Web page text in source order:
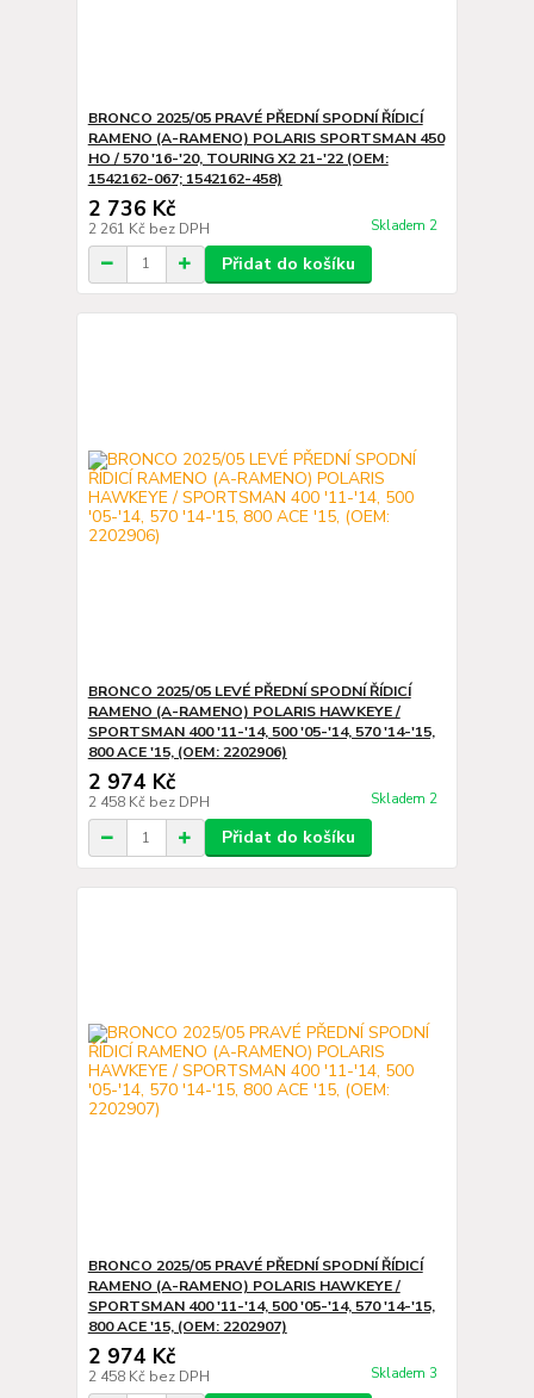
BRONCO 2025/05 PRAVÉ PŘEDNÍ SPODNÍ ŘÍDICÍ
RAMENO (A-RAMENO) POLARIS SPORTSMAN 450
HO / 570 '16-'20, TOURING X2 21-'22 (OEM:
1542162-067; 1542162-458)
2 736 Kč
2 261 Kč bez DPH Skladem 2
Přidat do košíku
BRONCO 2025/05 LEVÉ PŘEDNÍ SPODNÍ ŘÍDICÍ
RAMENO (A-RAMENO) POLARIS HAWKEYE /
SPORTSMAN 400 '11-'14, 500 '05-'14, 570 '14-'15,
800 ACE '15, (OEM: 2202906)
2 974 Kč
2 458 Kč bez DPH Skladem 2
Přidat do košíku
BRONCO 2025/05 PRAVÉ PŘEDNÍ SPODNÍ ŘÍDICÍ
RAMENO (A-RAMENO) POLARIS HAWKEYE /
SPORTSMAN 400 '11-'14, 500 '05-'14, 570 '14-'15,
800 ACE '15, (OEM: 2202907)
2 974 Kč
2 458 Kč bez DPH Skladem 3